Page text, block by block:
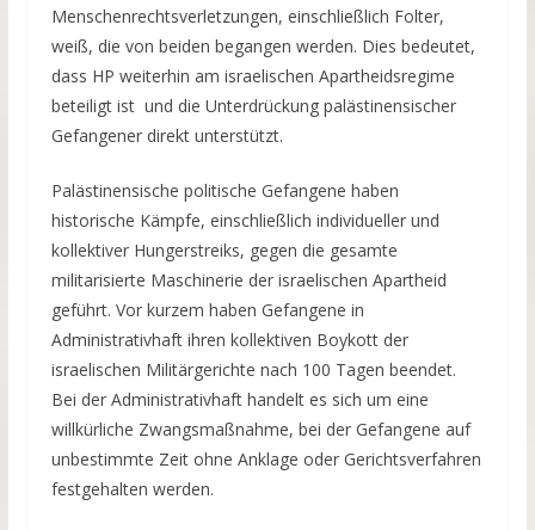
Menschenrechtsverletzungen, einschließlich Folter,
weiß, die von beiden begangen werden. Dies bedeutet,
dass HP weiterhin am israelischen Apartheidsregime
beteiligt ist und die Unterdrückung palästinensischer
Gefangener direkt unterstützt.
Palästinensische politische Gefangene haben
historische Kämpfe, einschließlich individueller und
kollektiver Hungerstreiks, gegen die gesamte
militarisierte Maschinerie der israelischen Apartheid
geführt. Vor kurzem haben Gefangene in
Administrativhaft ihren kollektiven Boykott der
israelischen Militärgerichte nach 100 Tagen beendet.
Bei der Administrativhaft handelt es sich um eine
willkürliche Zwangsmaßnahme, bei der Gefangene auf
unbestimmte Zeit ohne Anklage oder Gerichtsverfahren
festgehalten werden.